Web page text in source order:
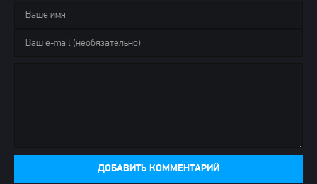
ДОБАВИТЬ КОММЕНТАРИЙ